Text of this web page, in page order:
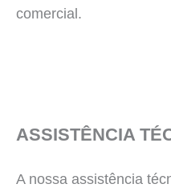
comercial.
ASSISTÊNCIA
A nossa assistência